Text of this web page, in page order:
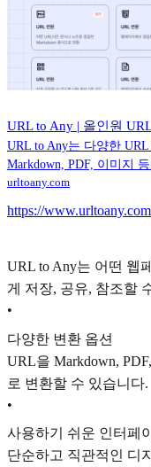
URL to Any | 올인원
URL to Any는 다양한
Markdown, PDF, 이미지
urltoany.com
https://
URL to Any는 어떤 웹
게 저장, 공유, 참조할
•
다양한 변환 옵션
URL을 Markdown,
로 변환할 수 있습니다.
•
사용하기 쉬운 인터페
단순하고 직관적인 디